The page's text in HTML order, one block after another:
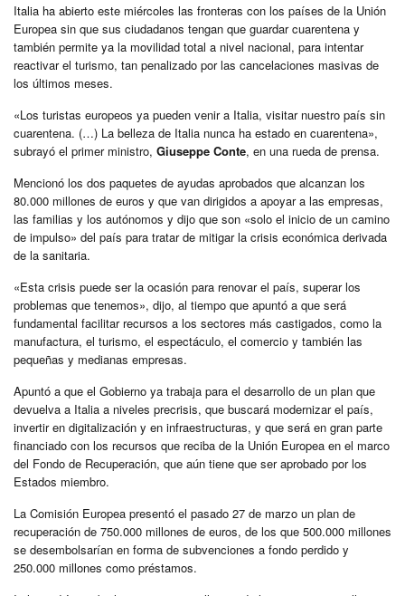
Italia ha abierto este miércoles las fronteras con los países de la Unión
Europea sin que sus ciudadanos tengan que guardar cuarentena y
también permite ya la movilidad total a nivel nacional, para intentar
reactivar el turismo, tan penalizado por las cancelaciones masivas de
los últimos meses.
«Los turistas europeos ya pueden venir a Italia, visitar nuestro país sin
cuarentena. (…) La belleza de Italia nunca ha estado en cuarentena»,
subrayó el primer ministro, Giuseppe Conte, en una rueda de prensa.
Mencionó los dos paquetes de ayudas aprobados que alcanzan los
80.000 millones de euros y que van dirigidos a apoyar a las empresas,
las familias y los autónomos y dijo que son «solo el inicio de un camino
de impulso» del país para tratar de mitigar la crisis económica derivada
de la sanitaria.
«Esta crisis puede ser la ocasión para renovar el país, superar los
problemas que tenemos», dijo, al tiempo que apuntó a que será
fundamental facilitar recursos a los sectores más castigados, como la
manufactura, el turismo, el espectáculo, el comercio y también las
pequeñas y medianas empresas.
Apuntó a que el Gobierno ya trabaja para el desarrollo de un plan que
devuelva a Italia a niveles precrisis, que buscará modernizar el país,
invertir en digitalización y en infraestructuras, y que será en gran parte
financiado con los recursos que reciba de la Unión Europea en el marco
del Fondo de Recuperación, que aún tiene que ser aprobado por los
Estados miembro.
La Comisión Europea presentó el pasado 27 de marzo un plan de
recuperación de 750.000 millones de euros, de los que 500.000 millones
se desembolsarían en forma de subvenciones a fondo perdido y
250.000 millones como préstamos.